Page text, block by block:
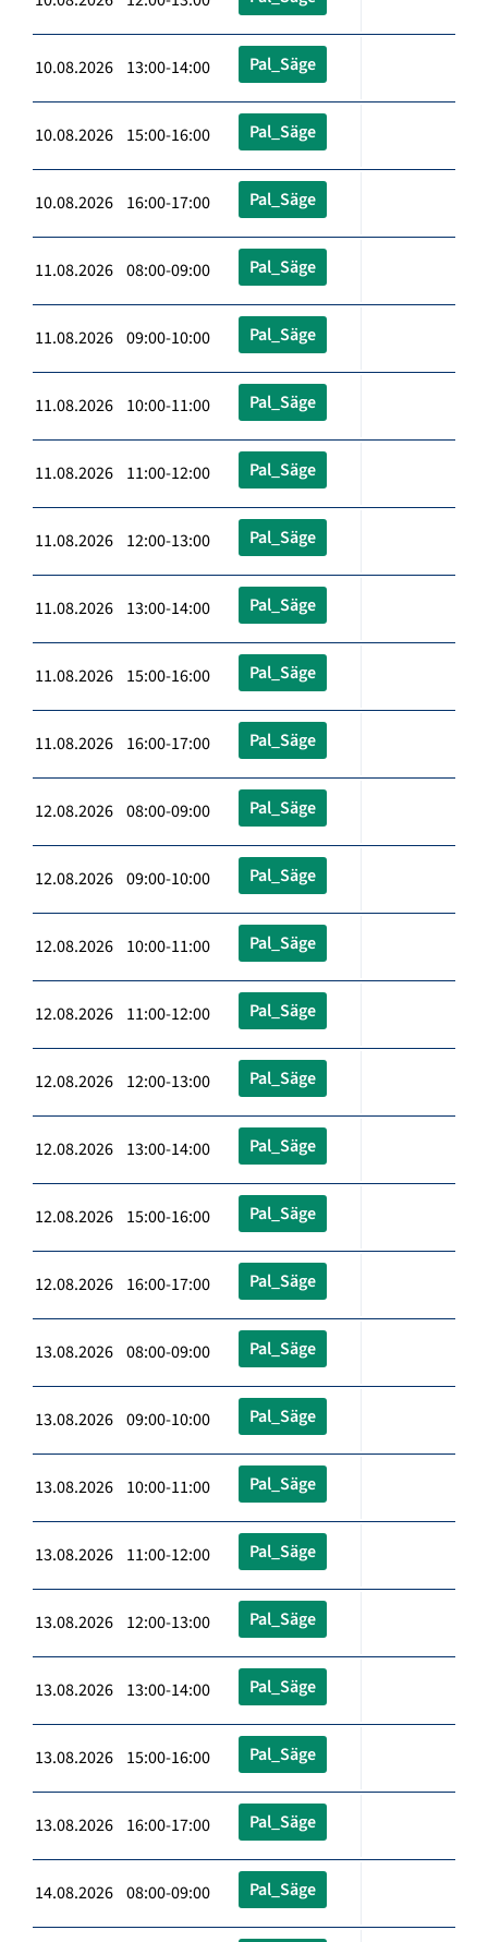
10.08.2026 13:00-14:00 Pal_Säge
10.08.2026 15:00-16:00 Pal_Säge
10.08.2026 16:00-17:00 Pal_Säge
11.08.2026 08:00-09:00 Pal_Säge
11.08.2026 09:00-10:00 Pal_Säge
11.08.2026 10:00-11:00 Pal_Säge
11.08.2026 11:00-12:00 Pal_Säge
11.08.2026 12:00-13:00 Pal_Säge
11.08.2026 13:00-14:00 Pal_Säge
11.08.2026 15:00-16:00 Pal_Säge
11.08.2026 16:00-17:00 Pal_Säge
12.08.2026 08:00-09:00 Pal_Säge
12.08.2026 09:00-10:00 Pal_Säge
12.08.2026 10:00-11:00 Pal_Säge
12.08.2026 11:00-12:00 Pal_Säge
12.08.2026 12:00-13:00 Pal_Säge
12.08.2026 13:00-14:00 Pal_Säge
12.08.2026 15:00-16:00 Pal_Säge
12.08.2026 16:00-17:00 Pal_Säge
13.08.2026 08:00-09:00 Pal_Säge
13.08.2026 09:00-10:00 Pal_Säge
13.08.2026 10:00-11:00 Pal_Säge
13.08.2026 11:00-12:00 Pal_Säge
13.08.2026 12:00-13:00 Pal_Säge
13.08.2026 13:00-14:00 Pal_Säge
13.08.2026 15:00-16:00 Pal_Säge
13.08.2026 16:00-17:00 Pal_Säge
14.08.2026 08:00-09:00 Pal_Säge